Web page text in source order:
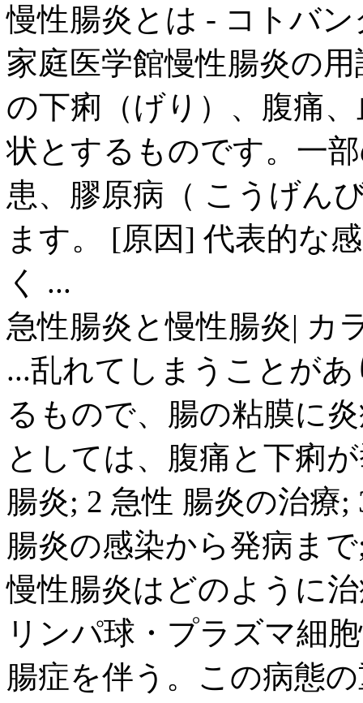
慢性腸炎とは - コトバン
家庭医学館慢性腸炎の
の下痢（げり）、腹痛
状とするものです。一
患、膠原病（ こうげん
ます。 [原因] 代表的な
く ...
急性腸炎と慢性腸炎| カ
...乱れてしまうことが
るもので、腸の粘膜に
としては、腹痛と下痢
腸炎; 2 急性 腸炎の治療
腸炎の感染から発病ま
慢性腸炎はどのように
リンパ球・プラズマ細
腸症を伴う。この病態